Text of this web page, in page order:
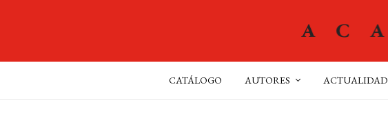
CATÁLOGO AUTORES ACTUALIDAD